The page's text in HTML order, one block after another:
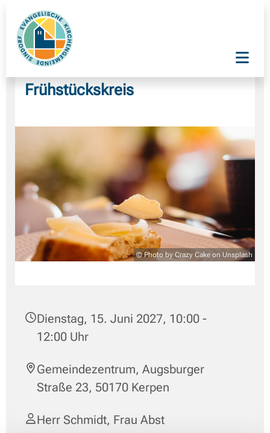
Frühstückskreis
© Photo by Crazy Cake on Unsplash
Dienstag, 15. Juni 2027, 10:00 -
12:00 Uhr
Gemeindezentrum, Augsburger
Straße 23, 50170 Kerpen
Herr Schmidt, Frau Abst